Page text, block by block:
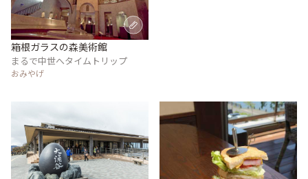
箱根ガラスの森美術館
まるで中世へタイムトリップ
おみやげ